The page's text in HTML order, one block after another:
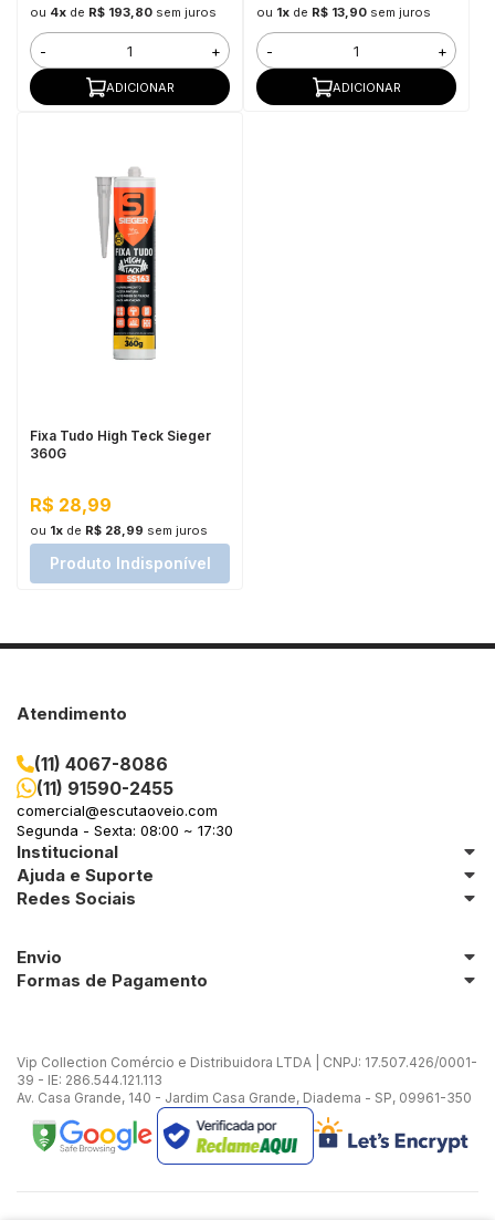
ou 4xde R$ 193,80 sem juros
- +
ADICIONAR
ou 1xde R$ 13,90 sem juros
- +
ADICIONAR
Fixa Tudo High Teck Sieger
360G
R$ 28,99
ou 1xde R$ 28,99 sem juros
Produto Indisponível
Atendimento
(11) 4067-8086
(11) 91590-2455
comercial@escutaoveio.com
Segunda - Sexta: 08:00 ~ 17:30
Institucional
Ajuda e Suporte
Redes Sociais
Envio
Formas de Pagamento
Vip Collection Comércio e Distribuidora LTDA | CNPJ: 17.507.426/0001-
39 - IE: 286.544.121.113
Av. Casa Grande, 140 - Jardim Casa Grande, Diadema - SP, 09961-350